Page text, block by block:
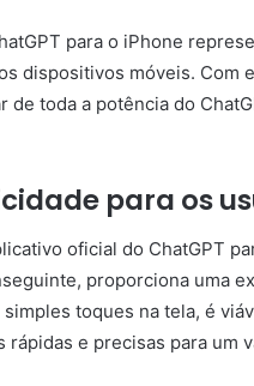
para o iPhone
dispositivos móveis. Com
de toda a potência do
para os
oficial do ChatGPT
proporciona uma
toques na tela, é
rápidas e precisas para um